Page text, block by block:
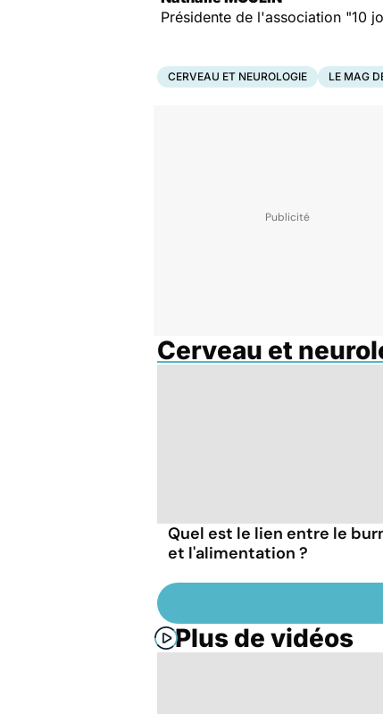
Présidente de l'association "10
En partenariat
CERVEAU ET NEUROLOGIE LE MAG
Cerveau et
Quel est le lien entre le
et l'alimentation ?
Plus de vidéos